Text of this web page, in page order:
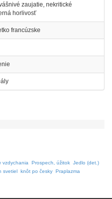
zaujatie, nekritické
horlivosť
francúzske
vzdychania Prospech, úžitok Jedlo (det.)
svetiel knôt po česky Praplazma